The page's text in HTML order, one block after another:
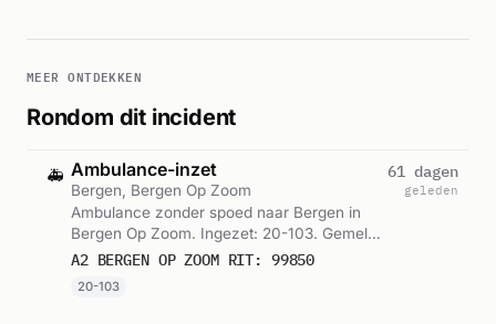
MEER ONTDEKKEN
Rondom dit incident
🚑 Ambulance-inzet
Bergen, Bergen Op Zoom
Ambulance zonder spoed naar Bergen in
Bergen Op Zoom. Ingezet: 20-103. Gemeld
om 01:36.
A2 BERGEN OP ZOOM RIT: 99850
20-103
61 dagen
geleden